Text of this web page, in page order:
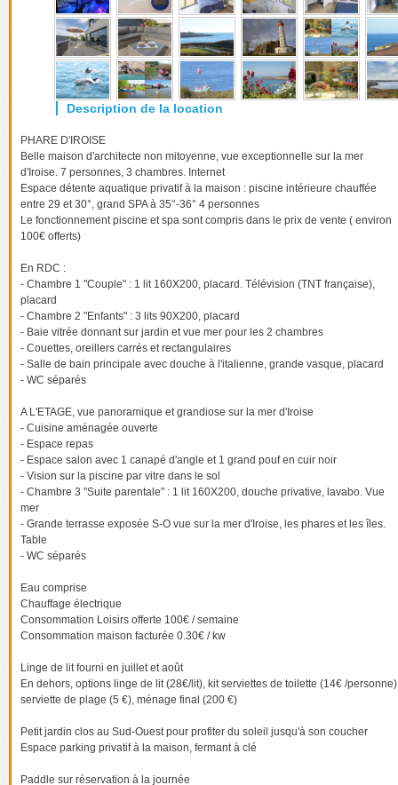
PHARE D'IROISE
Belle maison d'architecte non mitoyenne, vue exceptionnelle sur la mer
d'Iroise. 7 personnes, 3 chambres. Internet
Espace détente aquatique privatif à la maison : piscine intérieure chauffée
entre 29 et 30°, grand SPA à 35°-36° 4 personnes
Le fonctionnement piscine et spa sont compris dans le prix de vente ( environ
100€ offerts)
En RDC :
- Chambre 1 "Couple" : 1 lit 160X200, placard. Télévision (TNT française),
placard
- Chambre 2 "Enfants" : 3 lits 90X200, placard
- Baie vitrée donnant sur jardin et vue mer pour les 2 chambres
- Couettes, oreillers carrés et rectangulaires
- Salle de bain principale avec douche à l'italienne, grande vasque, placard
- WC séparés
A L'ETAGE, vue panoramique et grandiose sur la mer d'Iroise
- Cuisine aménagée ouverte
- Espace repas
- Espace salon avec 1 canapé d'angle et 1 grand pouf en cuir noir
- Vision sur la piscine par vitre dans le sol
- Chambre 3 "Suite parentale" : 1 lit 160X200, douche privative, lavabo. Vue
mer
- Grande terrasse exposée S-O vue sur la mer d'Iroise, les phares et les îles.
Table
- WC séparés
Eau comprise
Chauffage électrique
Consommation Loisirs offerte 100€ / semaine
Consommation maison facturée 0.30€ / kw
Linge de lit fourni en juillet et août
En dehors, options linge de lit (28€/lit), kit serviettes de toilette (14€ /
serviette de plage (5 €), ménage final (200 €)
Petit jardin clos au Sud-Ouest pour profiter du soleil jusqu'à son coucher
Espace parking privatif à la maison, fermant à clé
Paddle sur réservation à la journée